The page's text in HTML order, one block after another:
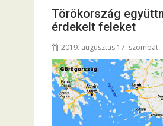
Törökország
érdekelt feleket
2019. augusztus 17. szombat